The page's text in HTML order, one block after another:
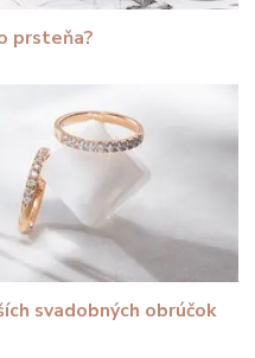
prsteňa?
svadobných obrúčok